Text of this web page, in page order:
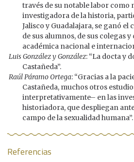
través de su notable labor como
investigadora de la historia,
Jalisco y Guadalajara, se ganó
de sus alumnos, de sus colegas
académica nacional e
Luis González y González: “La docta y
Castañeda”.
Raúl Páramo Ortega: “Gracias a la
Castañeda, muchos otros
interpretativamente– en las
historiadora, que despliegan
campo de la sexualidad humana”.
Referencias